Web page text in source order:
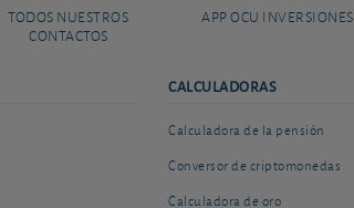
TODOS NUESTROS
CONTACTOS
APP OCU INVERSIONES
CALCULADORAS
Calculadora de la pensión
Conversor de criptomonedas
Calculadora de oro